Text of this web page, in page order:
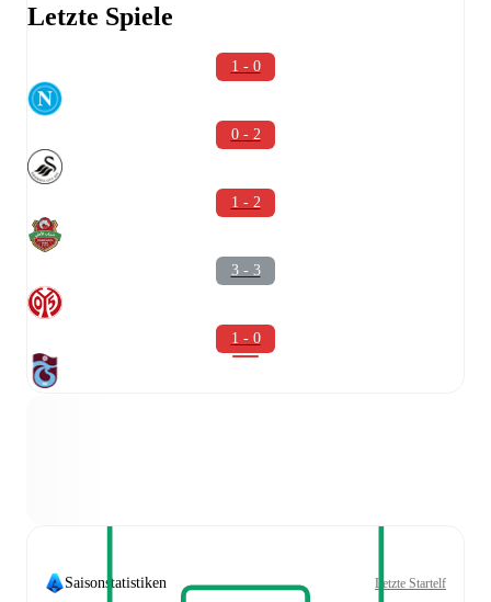
Letzte Spiele
1 - 0
0 - 2
1 - 2
3 - 3
1 - 0
Saisonstatistiken Letzte Startelf